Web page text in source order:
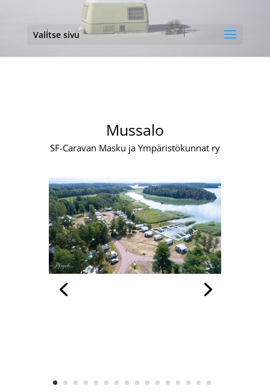
Valitse sivu
Mussalo
SF-Caravan Masku ja Ympäristökunnat ry